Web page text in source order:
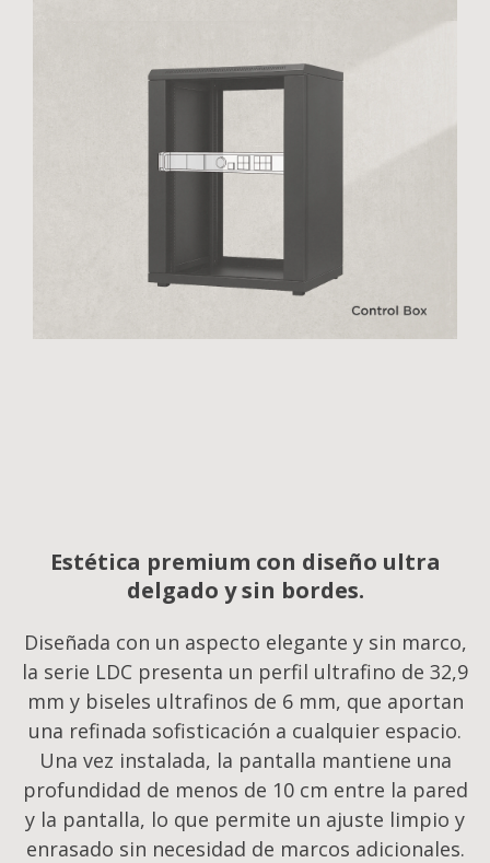
Estética premium con diseño ultra
delgado y sin bordes.
Diseñada con un aspecto elegante y sin marco,
la serie LDC presenta un perfil ultrafino de 32,9
mm y biseles ultrafinos de 6 mm, que aportan
una refinada sofisticación a cualquier espacio.
Una vez instalada, la pantalla mantiene una
profundidad de menos de 10 cm entre la pared
y la pantalla, lo que permite un ajuste limpio y
enrasado sin necesidad de marcos adicionales.